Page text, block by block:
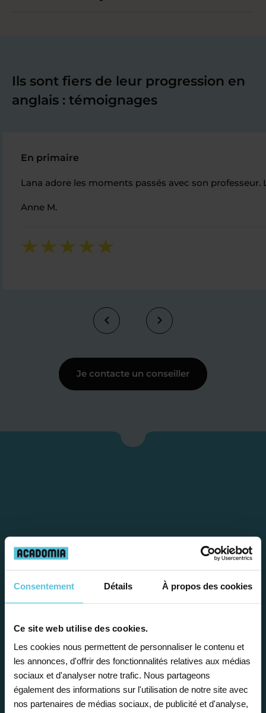
Consentement Détails À propos des cookies
Ce site web utilise des cookies.
Les cookies nous permettent de personnaliser le contenu et
les annonces, d'offrir des fonctionnalités relatives aux médias
sociaux et d'analyser notre trafic. Nous partageons
également des informations sur l'utilisation de notre site avec
nos partenaires de médias sociaux, de publicité et d'analyse,
Ils sont fiers de leur progression en
anglais : témoignages
En primaire
Lana adore les moments passés avec son
Anne M.
Je contacte un conseiller
Étape 1
Je vous propose un
bilan personnalisé
Gratuite et sans engagement, une
première étape pour faire le point sur